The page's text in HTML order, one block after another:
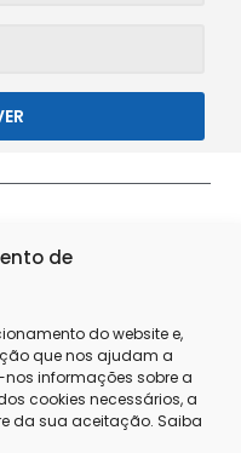
de
do website e,
que nos ajudam a
informações sobre a
cookies necessários, a
da sua aceitação. Saiba
de Privacidade